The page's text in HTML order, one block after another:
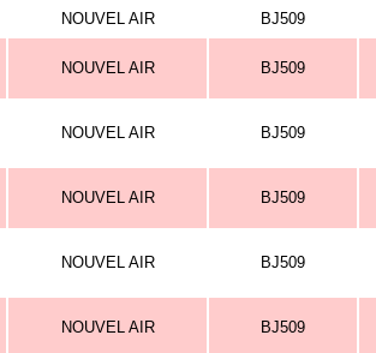
NOUVEL AIR BJ509
NOUVEL AIR BJ509
NOUVEL AIR BJ509
NOUVEL AIR BJ509
NOUVEL AIR BJ509
NOUVEL AIR BJ509